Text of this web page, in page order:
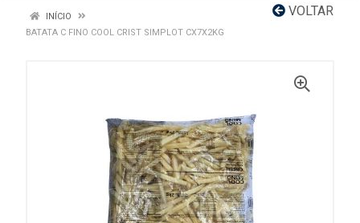
VOLTAR
INÍCIO
BATATA C FINO COOL CRIST SIMPLOT CX7X2KG